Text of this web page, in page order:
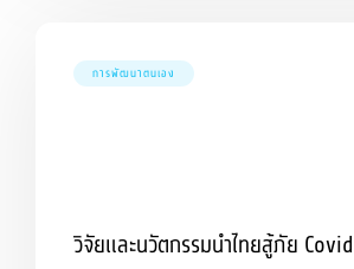
การพัฒนาตนเอง
วิจัยและนวัตกรรมนำไทยสู้ภัย